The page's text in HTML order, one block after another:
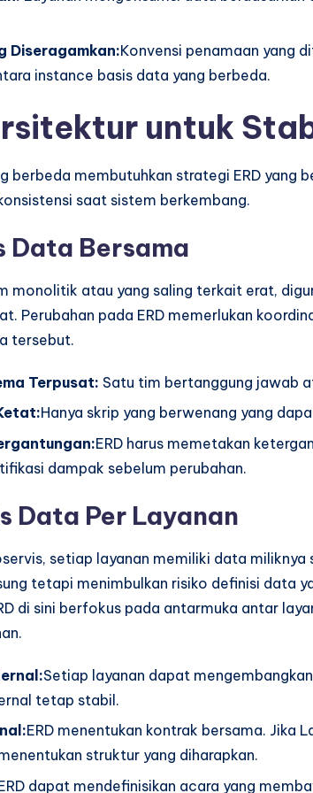
Diseragamkan:Konvensi penamaan yang
instance basis data yang berbeda.
untuk
berbeda membutuhkan strategi ERD yang
saat sistem berkembang.
Data Bersama
monolitik atau yang saling terkait erat,
Perubahan pada ERD memerlukan
tersebut.
Terpusat: Satu tim bertanggung jawab
Hanya skrip yang berwenang yang
ERD harus memetakan
dampak sebelum perubahan.
Data Per Layanan
setiap layanan memiliki data miliknya
tetapi menimbulkan risiko definisi data
di sini berfokus pada antarmuka antar
Setiap layanan dapat
tetap stabil.
ERD menentukan kontrak bersama. Jika
struktur yang diharapkan.
dapat mendefinisikan acara yang